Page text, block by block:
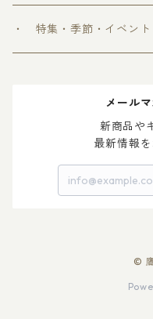
＞ 爽和場シリーズ
＞ 爽和場セット
・ 特集・季節・イベント
＞ 母の日 2024
メール
新商品や
最新情報を
©